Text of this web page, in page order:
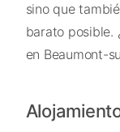
sino que
barato posible.
en Beaumont-